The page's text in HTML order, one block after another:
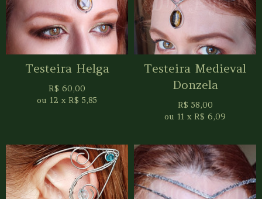
Testeira Helga
R$ 60,00
ou 12 x R$ 5,85
Testeira Medieval
Donzela
R$ 58,00
ou 11 x R$ 6,09